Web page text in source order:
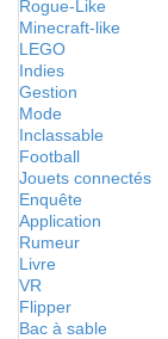
Rogue-Like
Minecraft-like
LEGO
Indies
Gestion
Mode
Inclassable
Football
Jouets connectés
Enquête
Application
Rumeur
Livre
VR
Flipper
Bac à sable